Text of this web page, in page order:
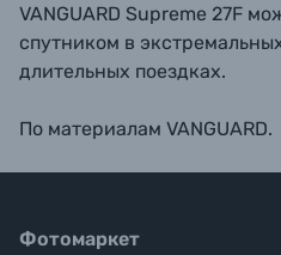
VANGUARD Supreme 27F
спутником в
длительных поездках.
По материалам VANGUARD.
Фотомаркет